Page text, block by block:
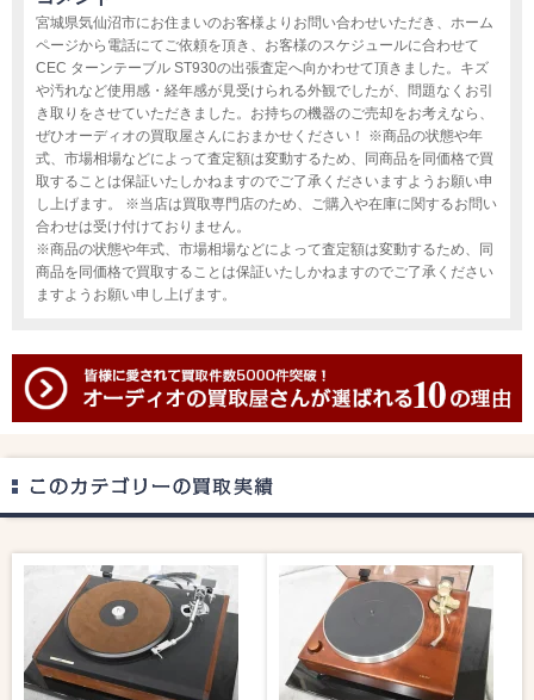
宮城県気仙沼市にお住まいのお客様よりお問い合わせいただき、ホーム
ページから電話にてご依頼を頂き、お客様のスケジュールに合わせて
CEC ターンテーブル ST930の出張査定へ向かわせて頂きました。キズ
や汚れなど使用感・経年感が見受けられる外観でしたが、問題なくお引
き取りをさせていただきました。お持ちの機器のご売却をお考えなら、
ぜひオーディオの買取屋さんにおまかせください！ ※商品の状態や年
式、市場相場などによって査定額は変動するため、同商品を同価格で買
取することは保証いたしかねますのでご了承くださいますようお願い申
し上げます。 ※当店は買取専門店のため、ご購入や在庫に関するお問い
合わせは受け付けておりません。
※商品の状態や年式、市場相場などによって査定額は変動するため、同
商品を同価格で買取することは保証いたしかねますのでご了承ください
ますようお願い申し上げます。